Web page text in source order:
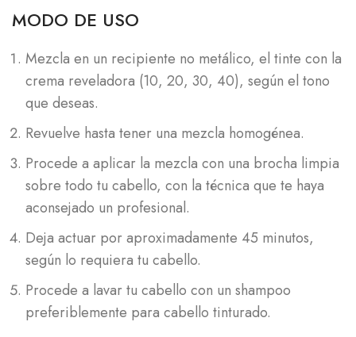
MODO DE USO
Mezcla en un recipiente no metálico, el tinte con la
crema reveladora (10, 20, 30, 40), según el tono
que deseas.
Revuelve hasta tener una mezcla homogénea.
Procede a aplicar la mezcla con una brocha limpia
sobre todo tu cabello, con la técnica que te haya
aconsejado un profesional.
Deja actuar por aproximadamente 45 minutos,
según lo requiera tu cabello.
Procede a lavar tu cabello con un shampoo
preferiblemente para cabello tinturado.